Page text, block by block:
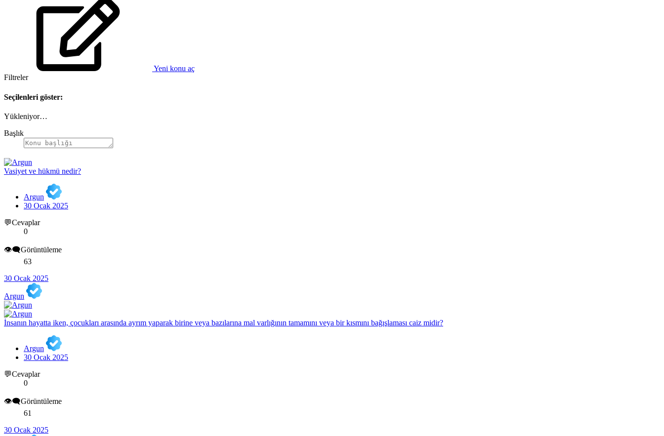
Yeni konu aç
Filtreler
Seçilenleri göster:
Yükleniyor…
Başlık
Vasiyet ve hükmü nedir?
Argun
30 Ocak 2025
💬Cevaplar
0
👁️‍🗨️Görüntüleme
63
30 Ocak 2025
Argun
İnsanın hayatta iken, çocukları arasında ayrım yaparak birine veya bazılarına mal varlığının tamamını veya bir kısmını bağışlaması caiz midir?
Argun
30 Ocak 2025
💬Cevaplar
0
👁️‍🗨️Görüntüleme
61
30 Ocak 2025